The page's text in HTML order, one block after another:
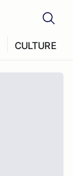
CULTURE